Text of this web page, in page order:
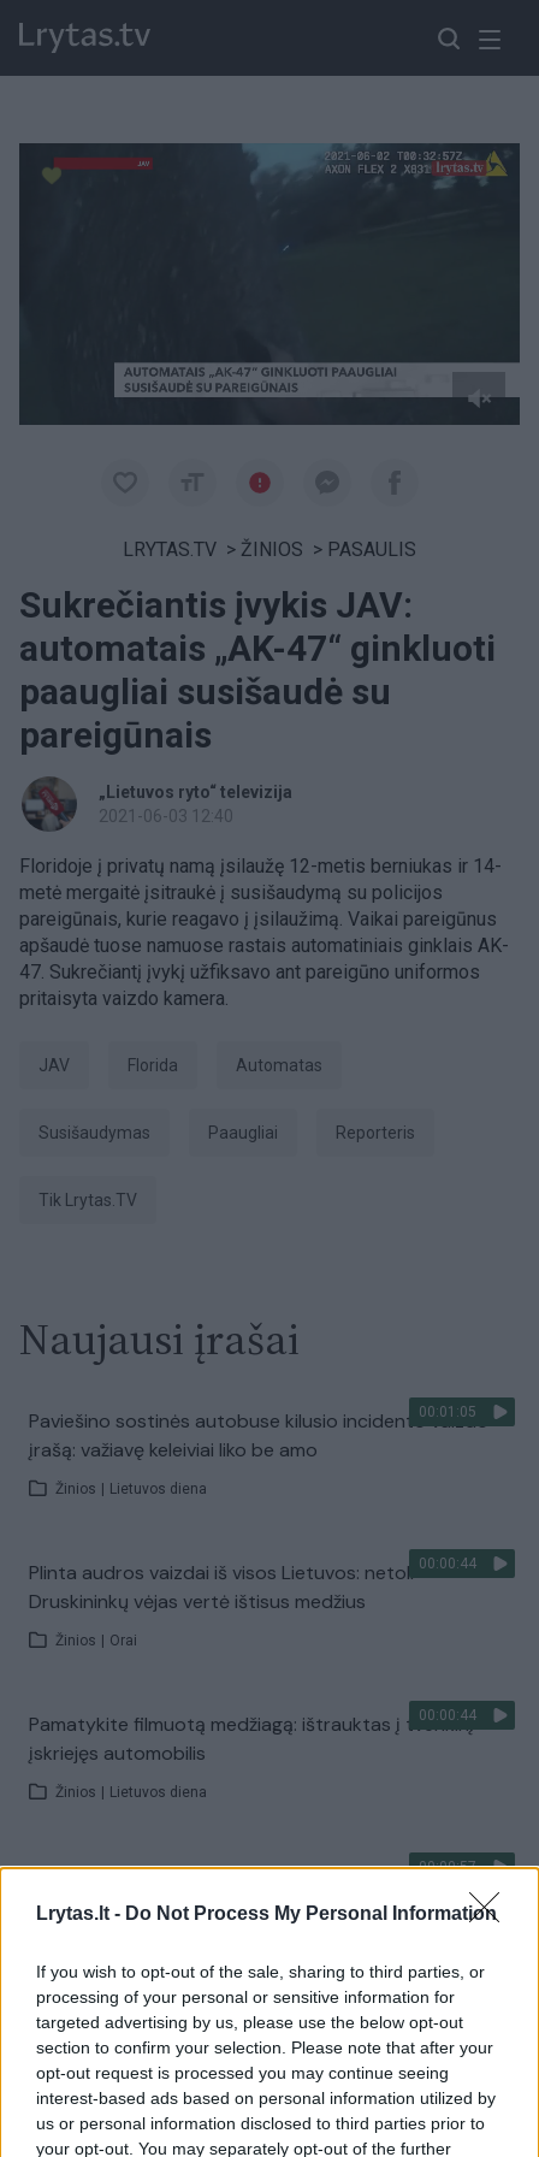
Lrytas.lt - Do Not Process My Personal Information
If you wish to opt-out of the sale, sharing to third parties, or
processing of your personal or sensitive information for
targeted advertising by us, please use the below opt-out
section to confirm your selection. Please note that after your
opt-out request is processed you may continue seeing
interest-based ads based on personal information utilized by
us or personal information disclosed to third parties prior to
your opt-out. You may separately opt-out of the further
LRYTAS.TV > ŽINIOS > PASAULIS
Sukrečiantis įvykis JAV:
automatais „AK-47“ ginkluoti
paaugliai susišaudė su
pareigūnais
„Lietuvos ryto“ televizija
2021-06-03 12:40
Floridoje į privatų namą įsilaužę 12-metis berniukas ir 14-
metė mergaitė įsitraukė į susišaudymą su policijos
pareigūnais, kurie reagavo į įsilaužimą. Vaikai pareigūnus
apšaudė tuose namuose rastais automatiniais ginklais AK-
47. Sukrečiantį įvykį užfiksavo ant pareigūno uniformos
pritaisyta vaizdo kamera.
JAV Florida automatas
susišaudymas paaugliai Reporteris
tik Lrytas.TV
Naujausi įrašai
00:01:05
Paviešino sostinės autobuse kilusio incidento vaizdo
įrašą: važiavę keleiviai liko be amo
Žinios Lietuvos diena
00:00:44
Plinta audros vaizdai iš visos Lietuvos: netoli
Druskininkų vėjas vertė ištisus medžius
Žinios Orai
00:00:44
Pamatykite filmuotą medžiagą: ištrauktas į tvenkinį
įskriejęs automobilis
Žinios Lietuvos diena
00:00:57
Sinoptikai atsakė, kokiais orais užbaigsime darbo
savaitę: karščiai atsitrauks
Visi įrašai
Žiūrimiausi įrašai